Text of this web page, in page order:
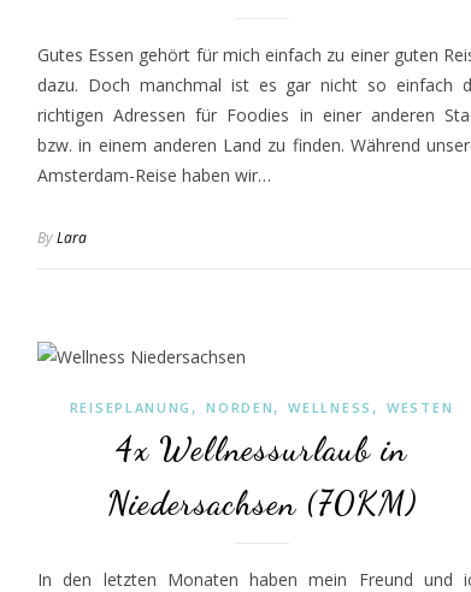
Gutes Essen gehört für mich einfach zu einer guten
dazu. Doch manchmal ist es gar nicht so einfach
richtigen Adressen für Foodies in einer anderen
bzw. in einem anderen Land zu finden. Während
Amsterdam-Reise haben wir…
ByLara
REISEPLANUNG ,NORDEN ,WELLNESS , WESTEN
4x Wellnessurlaub in
Niedersachsen (70KM)
In den letzten Monaten haben mein Freund und